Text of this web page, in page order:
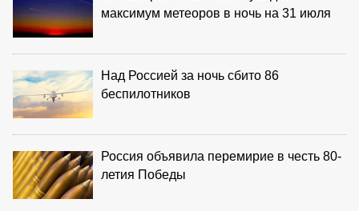
максимум метеоров в ночь на 31 июля
Над Россией за ночь сбито 86
беспилотников
Россия объявила перемирие в честь 80-
летия Победы